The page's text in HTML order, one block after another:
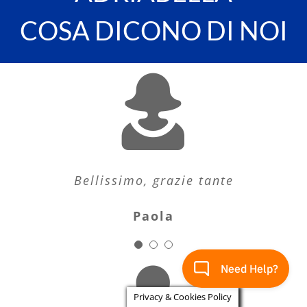
COSA DICONO DI NOI
Bellissimo, grazie tante
Paola
Ottimo per i bimbi
Carla
Fedeli, da 11 anni, sempre da voi.
Roberto
Privacy & Cookies Policy